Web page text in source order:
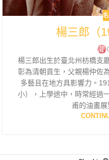
楊三郎（
楊三郎出生於臺北州枋橋支
彰為清朝貢生，父親楊仲佐
多藝且在地方具影響力。
小），上學途中，時常經過
甫的油畫